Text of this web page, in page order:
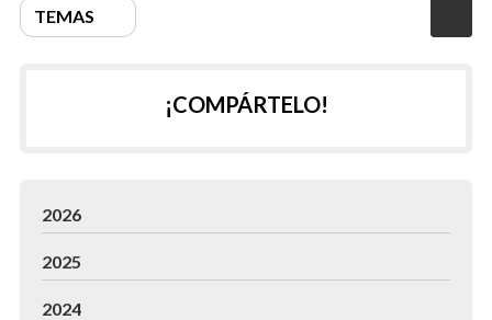
TEMAS
¡COMPÁRTELO!
2026
2025
2024